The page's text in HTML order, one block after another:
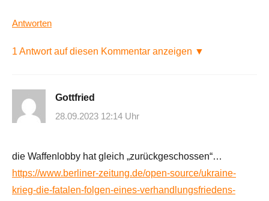
Antworten
1 Antwort auf diesen Kommentar anzeigen ▼
Gottfried
28.09.2023 12:14 Uhr
die Waffenlobby hat gleich „zurückgeschossen“…
https://www.berliner-zeitung.de/open-source/ukraine-
krieg-die-fatalen-folgen-eines-verhandlungsfriedens-